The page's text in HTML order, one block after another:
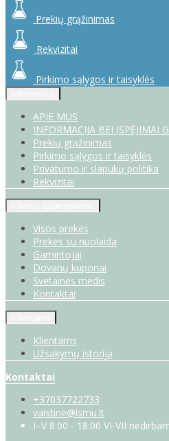
Prekių grąžinimas
Rekvizitai
Pirkimo sąlygos ir taisyklės
APIE MUS
INFORMACIJA BEI ĮSPĖJIMAI
Prekių grąžinimas
Pirkimo sąlygos ir taisyklės
Privatumo ir slapukų politika
Rekvizitai
Visos prekės
Prekės su nuolaida
Gamintojai
Dovanų kuponai
Svetainės medis
Kontaktai
Klientams
Užsakymų istorija
Kontaktai
+37037722733
vaistine@lsmu.lt
I–V 8:00 - 18:00 VI-VII